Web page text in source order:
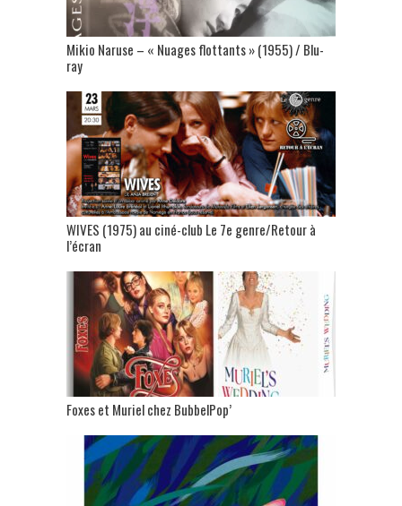
Mikio Naruse – « Nuages flottants » (1955) / Blu-
ray
WIVES (1975) au ciné-club Le 7e genre/Retour à
l’écran
Foxes et Muriel chez BubbelPop’